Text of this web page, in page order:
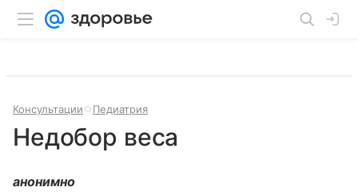
Консультации Педиатрия
Недобор веса
анонимно